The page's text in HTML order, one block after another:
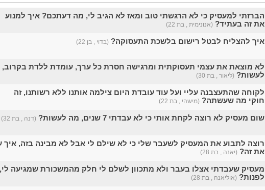
הברזתי למעסיק כי לא הרגשתי טוב ומאז לא הגיב לי, מה דעתכם? איך למנוע
את זה בעתיד? (אנונימית , בת 22)
איך להצליח לבטל רישום בלשכת התעסוקה? (בדוי , בן 22)
לא מוצאת את עצמי תעסוקתית ומרגישה חסרת כל ערך, עומדת ללדת
לעשות? (ליאור , בת 30)
לקוחה שהתעצבנה עליי ועל עוד עובדת היום צילמה אותנו ללא רשותנו, זה
חוקי מה שעשתה? (מישהי , בת 22)
שום מעסיק לא רוצה לקחת אותי כי לא עבדתי 7 שנים, מה לעשות? (דנה , בת 32)
רוצה לתבוע את המעסיק לשעבר שלי כי לא שילם לי אבל לא מבינה בזה, איך
את זה? (יאנה , בת 28)
מעסיק שעבדתי אצלו בעבר ולא מתכוון לשלם לי חלק מהמשכורת שמגיעה
לפנות? (אוליאנה , בת 28)